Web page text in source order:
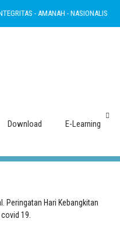
- AMANAH - NASIONALIS
Download E-Learning
2022
Peringatan Hari Kebangkitan
19.